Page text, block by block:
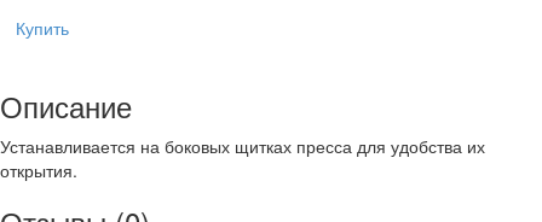
Купить
Описание
Устанавливается на боковых щитках пресса для удобства их
открытия.